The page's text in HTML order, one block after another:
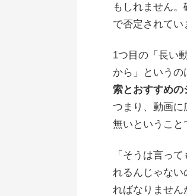
もしれません
で否定されてい
1つ目の「長い
から」というの
索とおすすめの
つまり、動画に
無いということ
「そうは言っ
れるんじゃない
ればなりません